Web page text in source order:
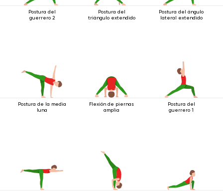
Postura del
guerrero 2
Postura del
triángulo extendido
Postura del ángulo
lateral extendido
Postura de la media
luna
Flexión de piernas
amplia
Postura del
guerrero 1